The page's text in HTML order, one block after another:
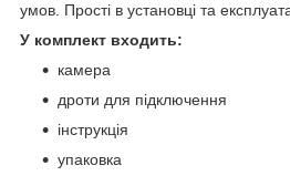
умов. Прості в установці та
У комплект входить:
камера
дроти для підключення
інструкція
упаковка